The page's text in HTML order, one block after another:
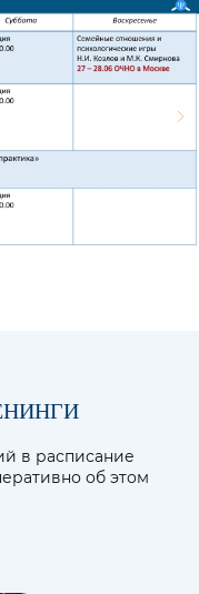
в расписание
об этом